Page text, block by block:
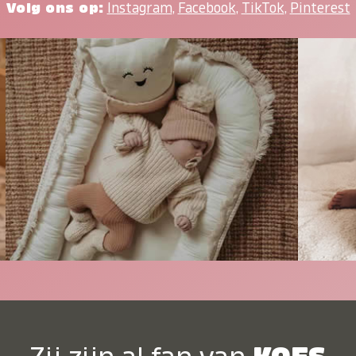
Volg ons op: Instagram, Facebook, TikTok, Pinterest